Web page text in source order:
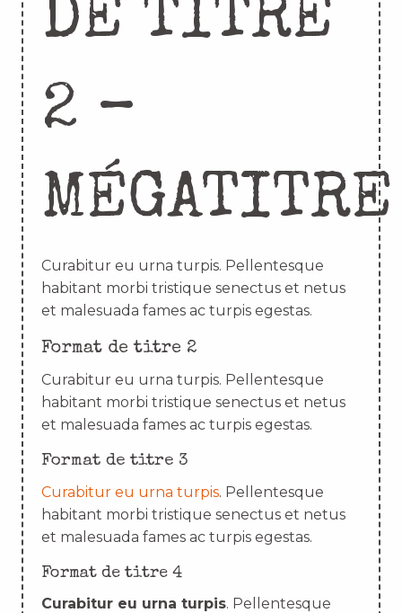
DE TITRE
2 –
MÉGATITRE
Curabitur eu urna turpis. Pellentesque
habitant morbi tristique senectus et netus
et malesuada fames ac turpis egestas.
Format de titre 2
Curabitur eu urna turpis. Pellentesque
habitant morbi tristique senectus et netus
et malesuada fames ac turpis egestas.
Format de titre 3
Curabitur eu urna turpis. Pellentesque
habitant morbi tristique senectus et netus
et malesuada fames ac turpis egestas.
Format de titre 4
Curabitur eu urna turpis. Pellentesque